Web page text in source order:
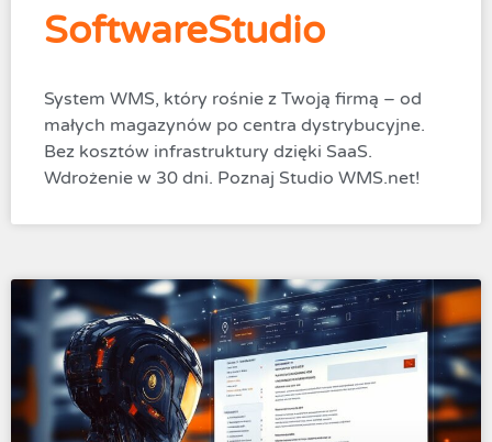
SoftwareStudio
System WMS, który rośnie z Twoją firmą – od
małych magazynów po centra dystrybucyjne.
Bez kosztów infrastruktury dzięki SaaS.
Wdrożenie w 30 dni. Poznaj Studio WMS.net!